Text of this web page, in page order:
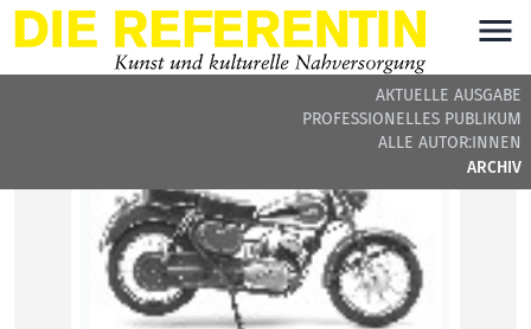
AKTUELLE AUSGABE
PROFESSIONELLES PUBLIKUM
ALLE AUTOR:INNEN
ARCHIV
DIE REFERENTIN #18 - BEITRÄGE DER AUSGABE